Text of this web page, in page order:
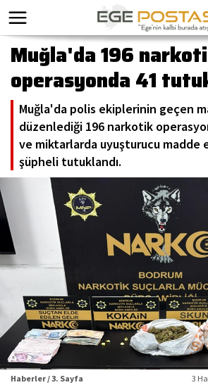
Muğla'da 196
operasyonda 41
Muğla'da polis ekiplerinin geçen
düzenlediği 196 narkotik
ve miktarlarda uyuşturucu madde
şüpheli tutuklandı.
Haberler / 3. Sayfa 3